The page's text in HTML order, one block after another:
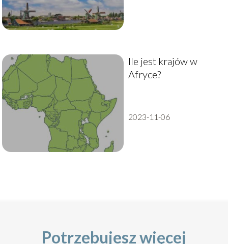
Ile jest krajów w
Afryce?
2023-11-06
Potrzebujesz więcej